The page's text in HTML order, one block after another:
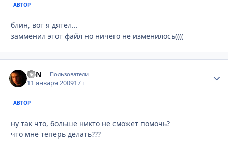
АВТОР
блин, вот я дятел...
замменил этот файл но ничего не изменилось((((
EVN Пользователи
11 января 200917 г
АВТОР
ну так что, больше никто не сможет помочь?
что мне теперь делать???